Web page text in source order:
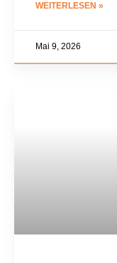
WEITERLESEN »
Mai 9, 2026